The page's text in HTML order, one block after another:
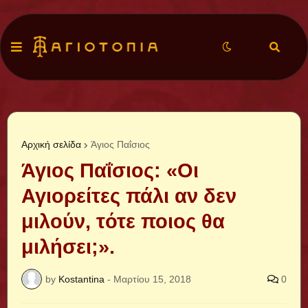
Αρχική σελίδα Άγιος Παΐσιος
Άγιος Παΐσιος: «Οι
Αγιορείτες πάλι αν δεν
μιλούν, τότε ποιος θα
μιλήσει;».
by Kostantina - Μαρτίου 15, 2018 0